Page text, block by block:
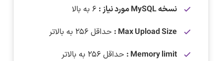
نسخه MySQL مورد نیاز :
Max Upload Size : حداقل ۲۵۶ به بالاتر
Memory limit : حداقل ۲۵۶ به بالاتر